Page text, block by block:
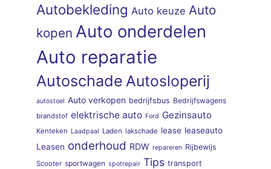
Autobekleding Auto keuze Auto
kopen Auto onderdelen
Auto reparatie
Autoschade Autosloperij
autostoel Auto verkopen bedrijfsbus Bedrijfswagens
brandstof elektrische auto Ford Gezinsauto
Kenteken Laadpaal Laden lakschade lease leaseauto
Leasen onderhoud RDW repareren Rijbewijs
Scooter sportwagen spotrepair Tips transport